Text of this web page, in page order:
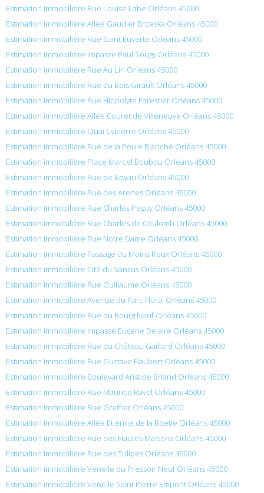
Estimation immobilière Rue Louise Labe Orléans 45000
Estimation immobilière Allée Gaudier Brzeska Orléans 45000
Estimation immobilière Rue Saint Euverte Orléans 45000
Estimation immobilière Impasse Paul Sougy Orléans 45000
Estimation immobilière Rue Au Lin Orléans 45000
Estimation immobilière Rue du Bois Girault Orléans 45000
Estimation immobilière Rue Hippolyte Forestier Orléans 45000
Estimation immobilière Allée Couret de Villeneuve Orléans 45000
Estimation immobilière Quai Cypierre Orléans 45000
Estimation immobilière Rue de la Poule Blanche Orléans 45000
Estimation immobilière Place Marcel Boubou Orléans 45000
Estimation immobilière Rue de Boyau Orléans 45000
Estimation immobilière Rue des Arenes Orléans 45000
Estimation immobilière Rue Charles Peguy Orléans 45000
Estimation immobilière Rue Charles de Coulomb Orléans 45000
Estimation immobilière Rue Notre Dame Orléans 45000
Estimation immobilière Passage du Moins Roux Orléans 45000
Estimation immobilière Cité du Sanitas Orléans 45000
Estimation immobilière Rue Guillaume Orléans 45000
Estimation immobilière Avenue du Parc Floral Orléans 45000
Estimation immobilière Rue du Bourg Neuf Orléans 45000
Estimation immobilière Impasse Eugene Delaire Orléans 45000
Estimation immobilière Rue du Château Gaillard Orléans 45000
Estimation immobilière Rue Gustave Flaubert Orléans 45000
Estimation immobilière Boulevard Aristide Briand Orléans 45000
Estimation immobilière Rue Maurice Ravel Orléans 45000
Estimation immobilière Rue Greffier Orléans 45000
Estimation immobilière Allée Etienne de la Boetie Orléans 45000
Estimation immobilière Rue des Hautes Maisons Orléans 45000
Estimation immobilière Rue des Tulipes Orléans 45000
Estimation immobilière Venelle du Pressoir Neuf Orléans 45000
Estimation immobilière Venelle Saint Pierre Empont Orléans 45000